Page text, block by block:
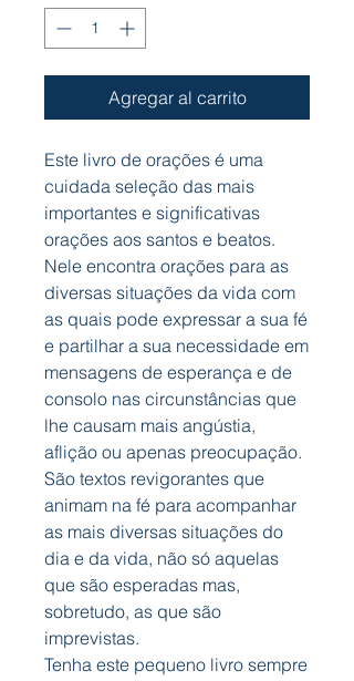
Agregar al carrito
Este livro de orações é uma
cuidada seleção das mais
importantes e significativas
orações aos santos e beatos.
Nele encontra orações para as
diversas situações da vida com
as quais pode expressar a sua fé
e partilhar a sua necessidade em
mensagens de esperança e de
consolo nas circunstâncias que
lhe causam mais angústia,
aflição ou apenas preocupação.
São textos revigorantes que
animam na fé para acompanhar
as mais diversas situações do
dia e da vida, não só aquelas
que são esperadas mas,
sobretudo, as que são
imprevistas.
Tenha este pequeno livro sempre